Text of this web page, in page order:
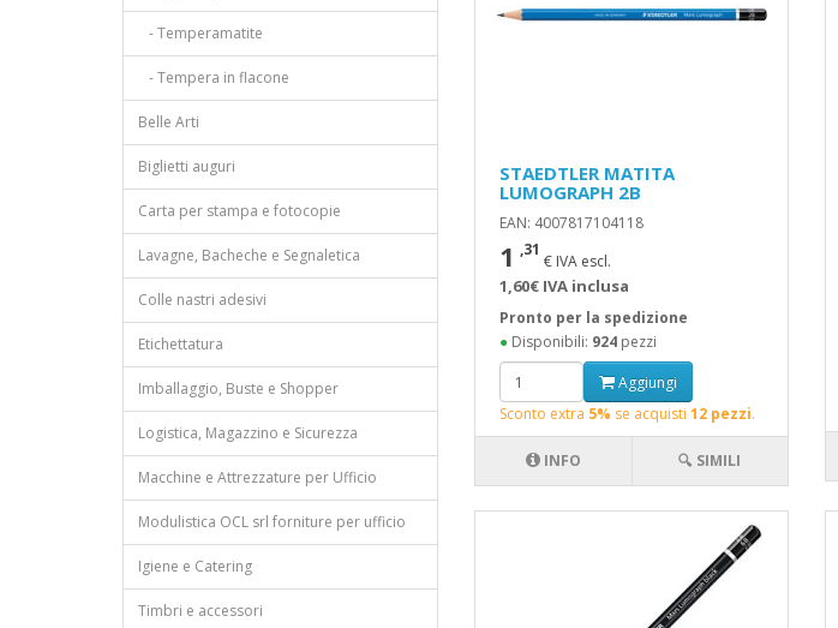
- Temperamatite
- Tempera in flacone
Belle Arti
Biglietti auguri
Carta per stampa e fotocopie
Lavagne, Bacheche e Segnaletica
Colle nastri adesivi
Etichettatura
Imballaggio, Buste e Shopper
Logistica, Magazzino e Sicurezza
Macchine e Attrezzature per Ufficio
Modulistica OCL srl forniture per ufficio
Igiene e Catering
Timbri e accessori
STAEDTLER MATITA
LUMOGRAPH 2B
EAN: 4007817104118
1 ,31
€ IVA escl.
1,60€ IVA inclusa
Pronto per la spedizione
●Disponibili: 924pezzi
Aggiungi
Sconto extra 5% se acquisti 12 pezzi.
INFO 🔍 SIMILI